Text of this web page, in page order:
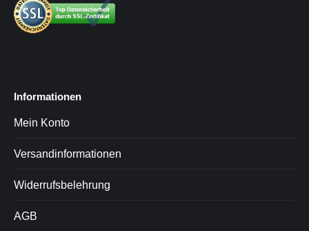
Informationen
Mein Konto
Versandinformationen
Widerrufsbelehrung
AGB